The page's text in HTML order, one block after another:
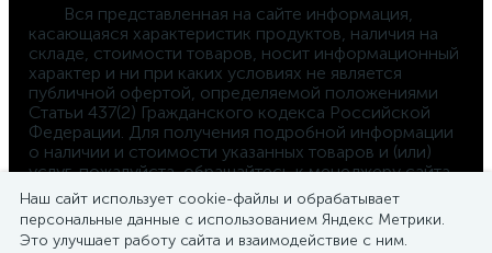
касающаяся характеристик продуктов, наличия на
складе, стоимости товаров, носит информационный
характер и ни при каких условиях не является
публичной офертой, определяемой положениями
Статьи 437(2) Гражданского кодекса Российской
Федерации. Для получения подробной информации
о наличии и стоимости указанных товаров и (или)
услуг, пожалуйста, обращайтесь к менеджеру сайта
по телефону
8-800-550-4-660
Наш сайт использует cookie-файлы и обрабатывает
персональные данные с использованием Яндекс Метрики.
Это улучшает работу сайта и взаимодействие с ним.